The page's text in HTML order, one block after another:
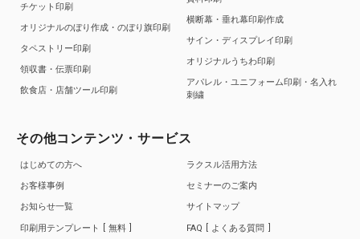
チケット印刷
オリジナルのぼり作成・のぼり旗印刷
タペストリー印刷
領収書・伝票印刷
飲食店・店舗ツール印刷
横断幕・垂れ幕印刷作成
サイン・ディスプレイ印刷
オリジナルうちわ印刷
アパレル・ユニフォーム印刷・名入れ
刺繍
その他コンテンツ・サービス
はじめての方へ
お客様事例
お知らせ一覧
印刷用テンプレート
無料
ラクスル活用方法
セミナーのご案内
サイトマップ
FAQ
よくある質問